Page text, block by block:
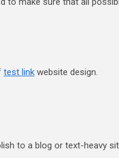
test link website design.
to a blog or text-heavy